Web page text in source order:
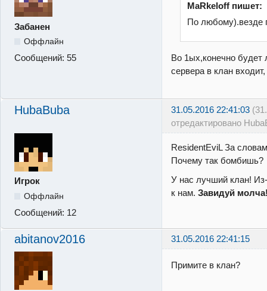
Забанен
Оффлайн
Сообщений: 55
MaRkeloff пишет:
По любому).везде
Во 1ых,конечно
сервера в клан
HubaBuba 31.05.2016 22:41:03
отредактировано
Игрок
Оффлайн
Сообщений: 12
ResidentEviL За
Почему так бомбишь?
У нас лучший клан! Из-
к нам. Завидуй
abitanov2016 31.05.2016 22:41:15
Примите в клан?